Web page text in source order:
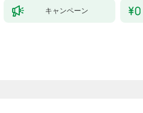
キャンペーン